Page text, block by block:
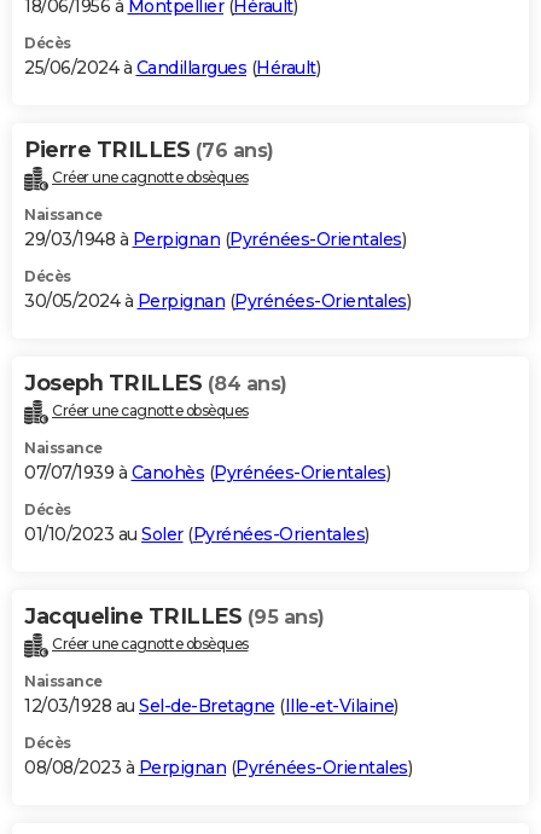
18/06/1956 à Montpellier(Hérault)
Décès
25/06/2024 à Candillargues (Hérault)
Pierre TRILLES (76 ans)
Créer une cagnotte obsèques
Naissance
29/03/1948 à Perpignan (Pyrénées-Orientales)
Décès
30/05/2024 à Perpignan (Pyrénées-Orientales)
Joseph TRILLES (84 ans)
Créer une cagnotte obsèques
Naissance
07/07/1939 à Canohès (Pyrénées-Orientales)
Décès
01/10/2023 au Soler(Pyrénées-Orientales)
Jacqueline TRILLES (95 ans)
Créer une cagnotte obsèques
Naissance
12/03/1928 au Sel-de-Bretagne (Ille-et-Vilaine)
Décès
08/08/2023 à Perpignan (Pyrénées-Orientales)